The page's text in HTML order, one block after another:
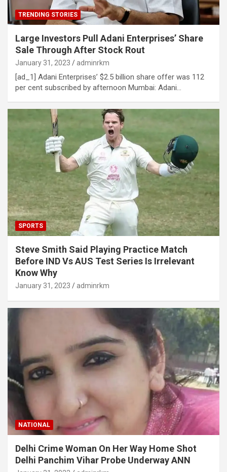
TRENDING STORIES
Large Investors Pull Adani Enterprises’ Share
Sale Through After Stock Rout
January 31, 2023 adminrkm
[ad_1] Adani Enterprises’ $2.5 billion share offer was 112
per cent subscribed by afternoon Mumbai: Adani…
SPORTS
Steve Smith Said Playing Practice Match
Before IND Vs AUS Test Series Is Irrelevant
Know Why
January 31, 2023 adminrkm
NATIONAL
Delhi Crime Woman On Her Way Home Shot
Delhi Panchim Vihar Probe Underway ANN